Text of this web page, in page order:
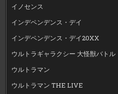
イノセンス
インデペンデンス・デイ
インデペンデンス・デイ20XX
ウルトラギャラクシー 大怪獣バトル
ウルトラマン
ウルトラマン THE LIVE